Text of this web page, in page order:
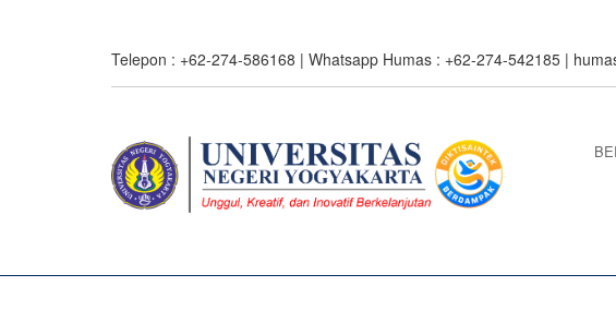
Telepon : +62-274-586168 | Whatsapp Humas : +62-274-542185 |